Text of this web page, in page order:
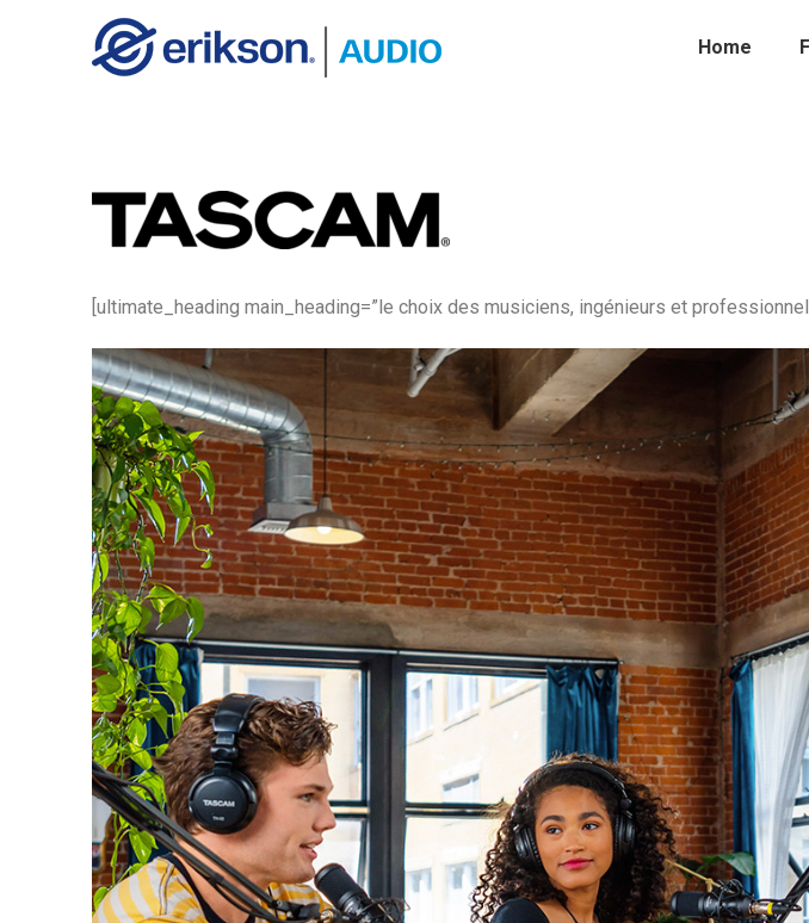
Home
[ultimate_heading main_heading=”le choix des musiciens, ingénieurs et